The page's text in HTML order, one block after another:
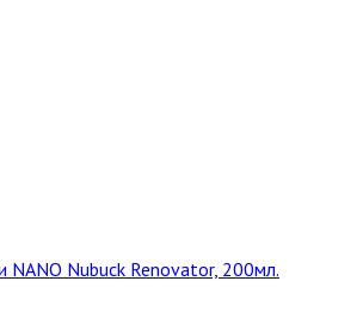
NANO Nubuck Renovator, 200мл.